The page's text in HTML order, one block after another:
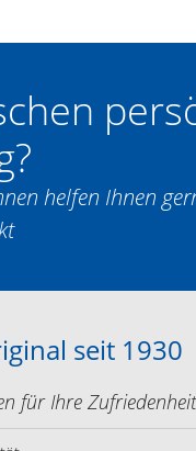
helfen Ihnen
seit 1930
für Ihre Zufriedenheit